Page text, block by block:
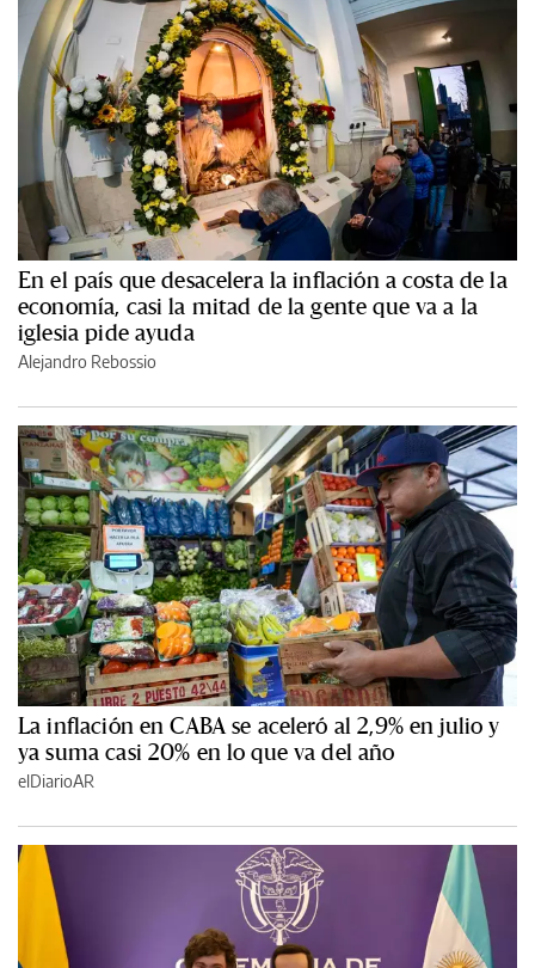
En el país que desacelera la inflación a costa de la
economía, casi la mitad de la gente que va a la
iglesia pide ayuda
Alejandro Rebossio
La inflación en CABA se aceleró al 2,9% en julio y
ya suma casi 20% en lo que va del año
elDiarioAR